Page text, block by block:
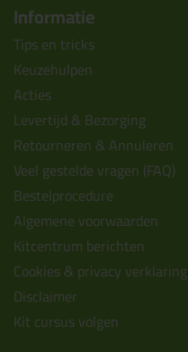
Informatie
Tips en tricks
Keuzehulpen
Acties
Levertijd & Bezorging
Retourneren & Annuleren
Veel gestelde vragen (FAQ)
Bestelprocedure
Algemene voorwaarden
Kitcentrum berichten
Cookies & privacy verklaring
Disclaimer
Kit cursus volgen